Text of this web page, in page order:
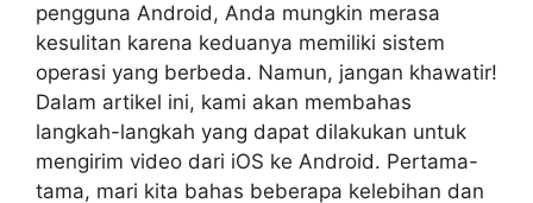
pengguna Android, Anda mungkin merasa
kesulitan karena keduanya memiliki sistem
operasi yang berbeda. Namun, jangan khawatir!
Dalam artikel ini, kami akan membahas
langkah-langkah yang dapat dilakukan untuk
mengirim video dari iOS ke Android. Pertama-
tama, mari kita bahas beberapa kelebihan dan